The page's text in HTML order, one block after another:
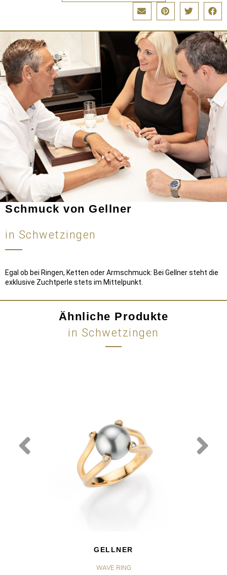
Schmuck von Gellner
in Schwetzingen
Egal ob bei Ringen, Ketten oder Armschmuck: Bei Gellner steht die
exklusive Zuchtperle stets im Mittelpunkt.
Ähnliche Produkte
in Schwetzingen
GELLNER
WAVE RING